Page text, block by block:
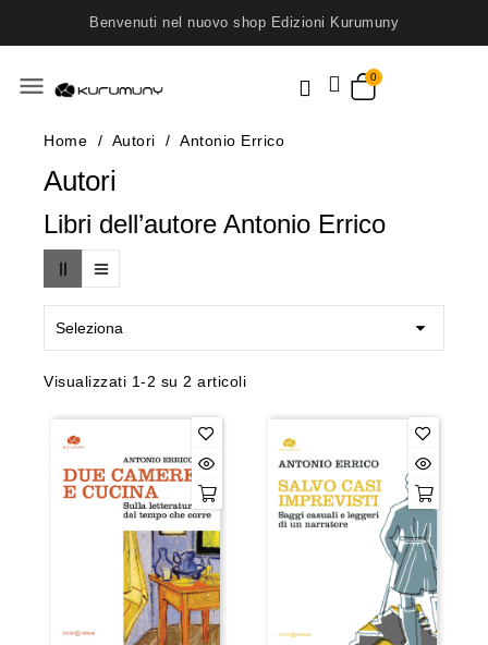
Benvenuti nel nuovo shop Edizioni Kurumuny
menu
Home Autori Antonio Errico
Autori
Libri dell’autore Antonio Errico
Seleziona 
Visualizzati 1-2 su 2 articoli